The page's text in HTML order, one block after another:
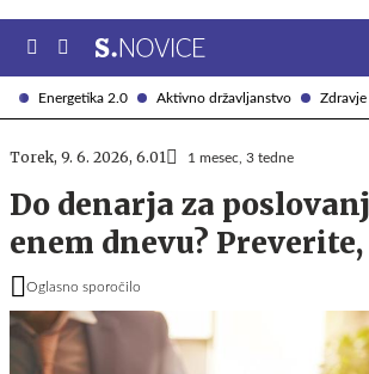
Energetika 2.0 Aktivno državljanstvo
Torek, 9. 6. 2026, 6.01 1 mesec, 3 tedne
Do denarja za
enem dnevu?
Oglasno sporočilo